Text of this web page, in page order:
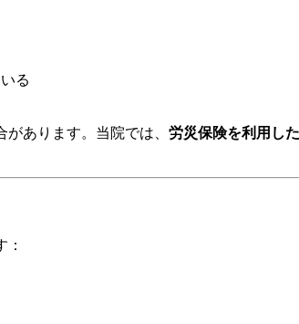
る
あります。当院では、 労災保険を利用し